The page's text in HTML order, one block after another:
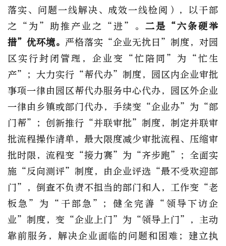
落实、问题一线解决、成效一线检阅），以干部
之“为”助推产业之“进”。 二是“六条硬举
措”优环境。 严格落实“企业无扰日”制度，对园
区实行封闭管理，企业变“忙陪同”为“忙生
产”；大力实行“帮代办”制度，园区内企业审批
事项一律由园区帮代办服务中心代办，园区外企业
一律由乡镇或部门代办，手续变“企业办”为“部
门帮”；创新推行“并联审批”制度，制定并联审
批流程操作清单，最大限度减少审批流程、压缩审
批时限，流程变“接力赛”为“齐步跑”；全面实
施“反向测评”制度，由企业评选“最不受欢迎部
门”，倒查不负责不担当的部门和人，工作变“老
板急”为“干部急”；健全完善“领导下访企
业”制度，变“企业上门”为“领导上门”，主动
靠前服务，解决企业面临的问题和困难；建立执